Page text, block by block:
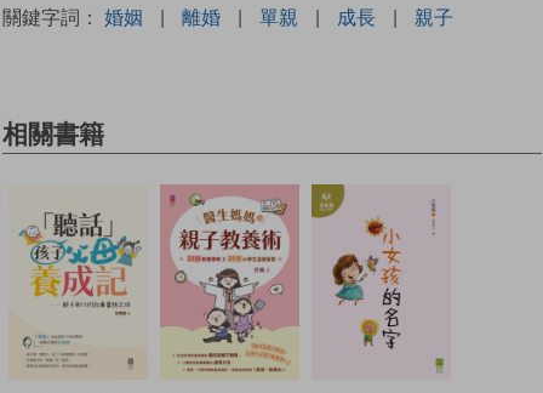
關鍵字詞： 婚姻 | 離婚 | 單親 | 成長 | 親子
相關書籍